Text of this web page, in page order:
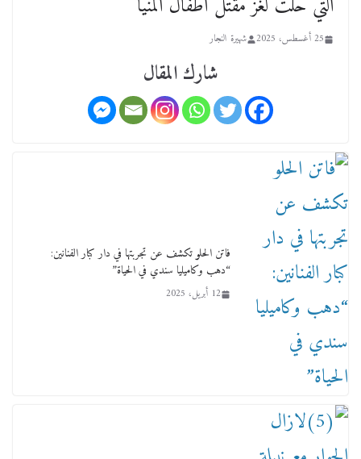
15 فبراير، 2026
4 فبراير، 2026
25 أغسطس، 2025 شهيرة النجار
شارك المقال
فاتن الحلو تكشف عن تجربتها في دار كبار الفنانين:
“دهب وكاميليا سندي في الحياة”
12 أبريل، 2025